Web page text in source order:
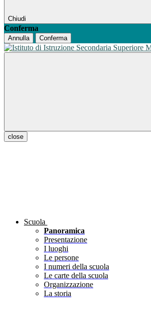
Chiudi
Conferma
Annulla Conferma
close
Scuola
Panoramica
Presentazione
I luoghi
Le persone
I numeri della scuola
Le carte della scuola
Organizzazione
La storia